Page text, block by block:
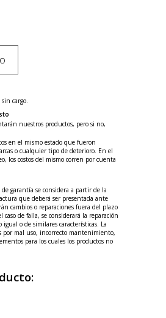
cargo.
nuestros productos, pero si no,
en el mismo estado que fueron
o cualquier tipo de deterioro. En el
los costos del mismo corren por cuenta
garantía se considera a partir de la
que deberá ser presentada ante
cambios o reparaciones fuera del plazo
de falla, se considerará la reparación
o de similares características. La
por mal uso, incorrecto mantenimiento,
para los cuales los productos no